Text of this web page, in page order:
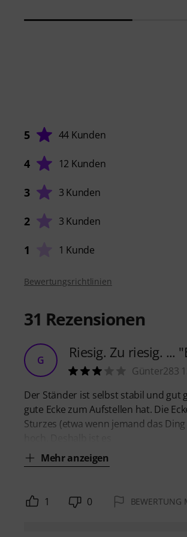
5 44 Kunden
4 12 Kunden
3 3 Kunden
2 3 Kunden
1 1 Kunde
Bewertungsrichtlinien
31 Rezensionen
G Riesig. Zu riesig. ...
Günter283
Der Ständer ist selbst stabil und gut
gute Ecke zum Aufstellen hat. Die
Sturzes (etwa wenn jemand das
Mehr anzeigen
1 0 BEWERTUNG